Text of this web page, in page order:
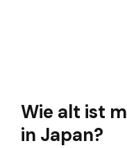
Wie alt ist
in Japan?